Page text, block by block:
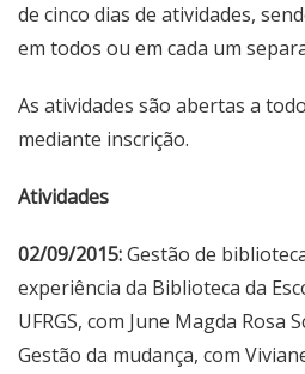
de cinco dias de atividades,
em todos ou em cada um
As atividades são abertas a
mediante inscrição.
Atividades
02/09/2015:Gestão de
experiência da Biblioteca da
UFRGS, com June Magda Rosa
Gestão da mudança, com